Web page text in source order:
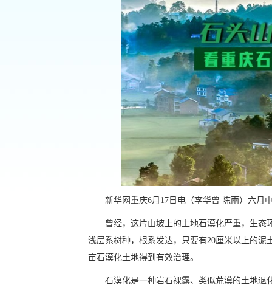
新华网重庆6月17日电（李华曾 陈雨）六月
曾经，这片山坡上的土地石漠化严重，生
浅层系树种，根系发达，只要有20厘米以上的
亩石漠化土地得到有效治理。
石漠化是一种岩石裸露、类似荒漠的土地退